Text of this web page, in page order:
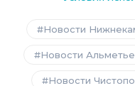
Новости
Новости
Новости